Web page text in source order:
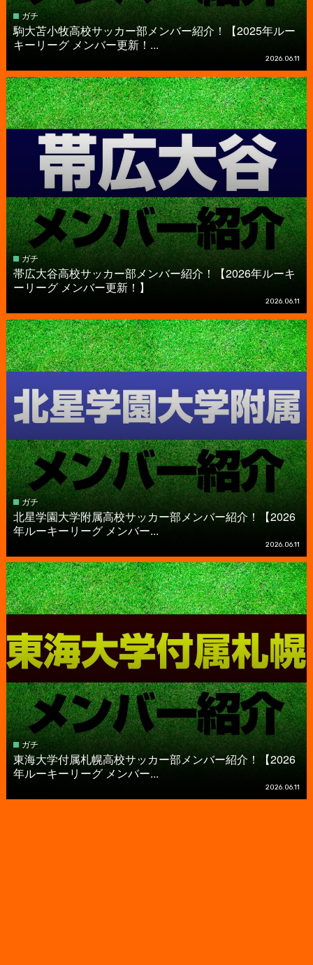
ガチ
駒大苫小牧高校サッカー部メンバー紹介！【2025年ルー
キーリーグ メンバー更新！...
2026.06.11
ガチ
帯広大谷高校サッカー部メンバー紹介！【2026年ルーキ
ーリーグ メンバー更新！】
2026.06.11
ガチ
北星学園大学附属高校サッカー部メンバー紹介！【2026
年ルーキーリーグ メンバー...
2026.06.11
ガチ
東海大学付属札幌高校サッカー部メンバー紹介！【2026
年ルーキーリーグ メンバー...
2026.06.11